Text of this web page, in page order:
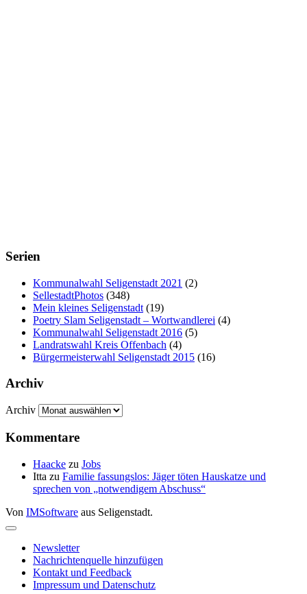
Serien
Kommunalwahl Seligenstadt 2021 (2)
SellestadtPhotos (348)
Mein kleines Seligenstadt (19)
Poetry Slam Seligenstadt – Wortwandlerei (4)
Kommunalwahl Seligenstadt 2016 (5)
Landratswahl Kreis Offenbach (4)
Bürgermeisterwahl Seligenstadt 2015 (16)
Archiv
Archiv
Kommentare
Haacke zu Jobs
Itta zu Familie fassungslos: Jäger töten Hauskatze und
sprechen von „notwendigem Abschuss“
Von IMSoftware aus Seligenstadt.
Newsletter
Nachrichtenquelle hinzufügen
Kontakt und Feedback
Impressum und Datenschutz